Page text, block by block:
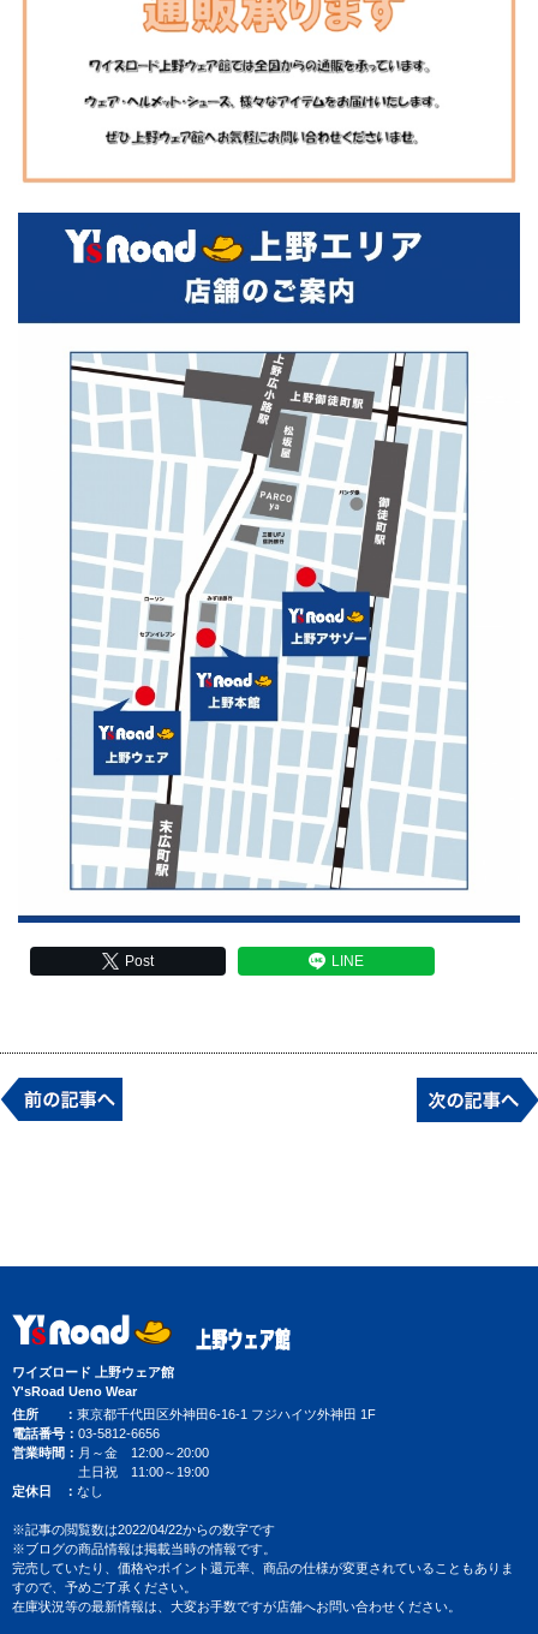
Post LINE
ワイズロード 上野ウェア館
Y'sRoad Ueno Wear
住所
東京都千代田区外神田6-16-1 フジハイツ外神田 1F
電話番号
03-5812-6656
営業時間
月～金 12:00～20:00
土日祝 11:00～19:00
定休日
なし
※記事の閲覧数は2022/04/22からの数字です
※ブログの商品情報は掲載当時の情報です。
完売していたり、価格やポイント還元率、商品の仕様が変更されていることもありま
すので、予めご了承ください。
在庫状況等の最新情報は、大変お手数ですが店舗へお問い合わせください。